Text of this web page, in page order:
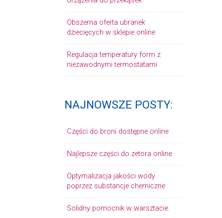
Obszerna oferta ubranek
dziecięcych w sklepie online
Regulacja temperatury form z
niezawodnymi termostatami
NAJNOWSZE POSTY:
Części do broni dostępne online
Najlepsze części do zetora online
Optymalizacja jakości wody
poprzez substancje chemiczne
Solidny pomocnik w warsztacie.